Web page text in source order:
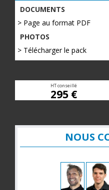
DOCUMENTS
> Page au format PDF
PHOTOS
> Télécharger le pack
HT conseillé
295 €
NOUS